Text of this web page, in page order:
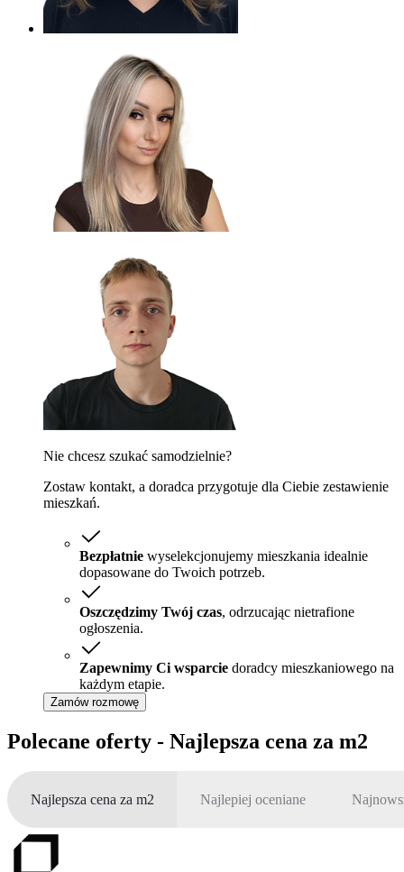
Nie chcesz szukać samodzielnie?
Zostaw kontakt, a doradca przygotuje dla Ciebie zestawienie
mieszkań.
Bezpłatnie wyselekcjonujemy mieszkania idealnie
dopasowane do Twoich potrzeb.
Oszczędzimy Twój czas, odrzucając nietrafione
ogłoszenia.
Zapewnimy Ci wsparcie doradcy mieszkaniowego na
każdym etapie.
Zamów rozmowę
Polecane oferty - Najlepsza cena za m2
Najlepsza cena za m2 Najlepiej oceniane